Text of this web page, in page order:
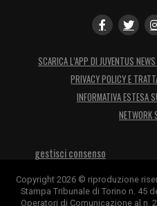
SCARICA L’APP DI JUVENTUS
PRIVACY POLICY E
INFORMATIVA ESTESA
NETWORK
gestisci consenso
Copyright 2026 © riproduzione
Stampa Tribunale di Torino n. 45
Operatori di Comunicazione al n.